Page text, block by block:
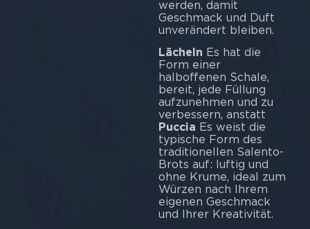
werden, damit
Geschmack und Duft
unverändert bleiben.
Lächeln Es hat die
Form einer
halboffenen Schale,
bereit, jede Füllung
aufzunehmen und zu
verbessern, anstatt
Puccia Es weist die
typische Form des
traditionellen Salento-
Brots auf: luftig und
ohne Krume, ideal zum
Würzen nach Ihrem
eigenen Geschmack
und Ihrer Kreativität.